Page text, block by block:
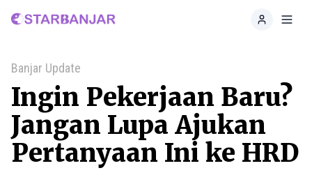
Home
Banjar Update
Ingin Pekerjaan Baru?
Jangan Lupa Ajukan
Pertanyaan Ini ke HRD